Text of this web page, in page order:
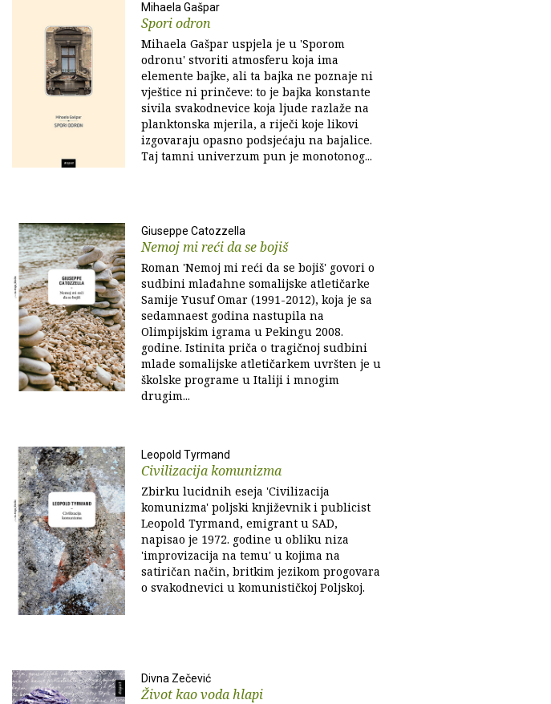
Mihaela Gašpar
Spori odron
Mihaela Gašpar uspjela je u 'Sporom
odronu' stvoriti atmosferu koja ima
elemente bajke, ali ta bajka ne poznaje ni
vještice ni prinčeve: to je bajka konstante
sivila svakodnevice koja ljude razlaže na
planktonska mjerila, a riječi koje likovi
izgovaraju opasno podsjećaju na bajalice.
Taj tamni univerzum pun je monotonog...
Giuseppe Catozzella
Nemoj mi reći da se bojiš
Roman 'Nemoj mi reći da se bojiš' govori o
sudbini mlađahne somalijske atletičarke
Samije Yusuf Omar (1991-2012), koja je sa
sedamnaest godina nastupila na
Olimpijskim igrama u Pekingu 2008.
godine. Istinita priča o tragičnoj sudbini
mlade somalijske atletičarkem uvršten je u
školske programe u Italiji i mnogim
drugim...
Leopold Tyrmand
Civilizacija komunizma
Zbirku lucidnih eseja 'Civilizacija
komunizma' poljski književnik i publicist
Leopold Tyrmand, emigrant u SAD,
napisao je 1972. godine u obliku niza
'improvizacija na temu' u kojima na
satiričan način, britkim jezikom progovara
o svakodnevici u komunističkoj Poljskoj.
Divna Zečević
Život kao voda hlapi